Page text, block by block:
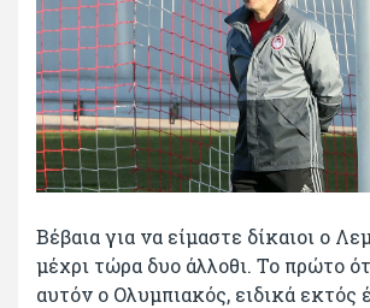
Βέβαια για να είμαστε δίκαιοι ο
μέχρι τώρα δυο άλλοθι. Το πρώτο
αυτόν ο Ολυμπιακός, ειδικά εκτός